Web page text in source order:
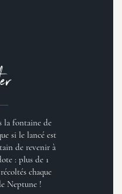
la fontaine de
si le lancé est
de revenir à
: plus de 1
chaque
Neptune !